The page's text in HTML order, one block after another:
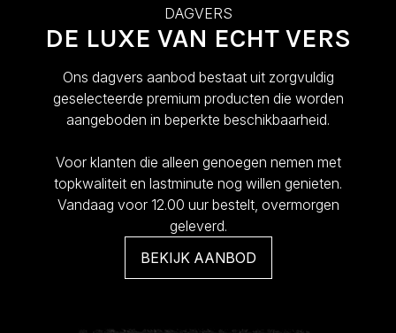
DAGVERS
DE LUXE VAN ECHT VERS
Ons dagvers aanbod bestaat uit zorgvuldig
geselecteerde premium producten die worden
aangeboden in beperkte beschikbaarheid.
Voor klanten die alleen genoegen nemen met
topkwaliteit en lastminute nog willen genieten.
Vandaag voor 12.00 uur bestelt, overmorgen
geleverd.
BEKIJK AANBOD